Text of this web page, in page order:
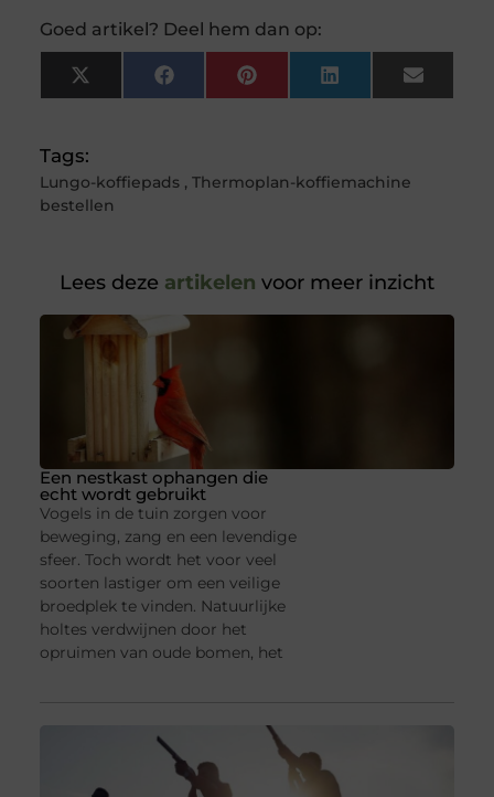
Goed artikel? Deel hem dan op:
X
(Twitter)
FacebookPinterestLinkedInEmail
Tags:
Lungo-koffiepads, Thermoplan-koffiemachine
bestellen
Lees deze artikelen voor meer inzicht
Een nestkast ophangen die
echt wordt gebruikt
Vogels in de tuin zorgen voor
beweging, zang en een levendige
sfeer. Toch wordt het voor veel
soorten lastiger om een veilige
broedplek te vinden. Natuurlijke
holtes verdwijnen door het
opruimen van oude bomen, het